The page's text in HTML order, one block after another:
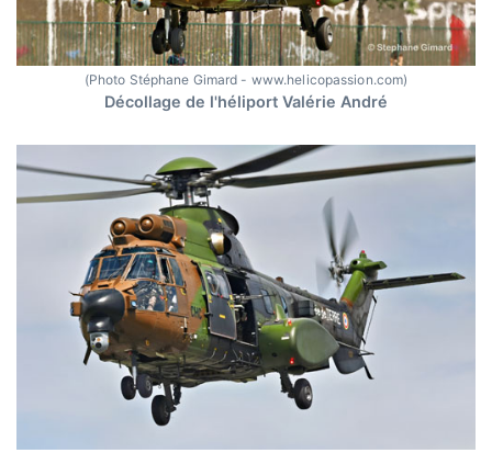
(Photo Stéphane Gimard - www.helicopassion.com)
Décollage de l'héliport Valérie André